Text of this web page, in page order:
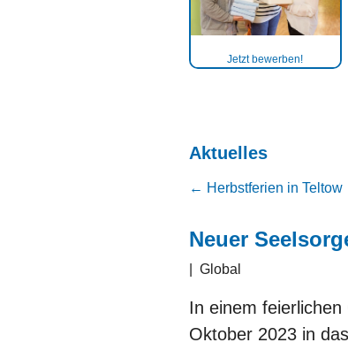
Jetzt bewerben!
Aktuelles
← Herbstferien in Teltow
Neuer
Global
In einem
Oktober 2023 in